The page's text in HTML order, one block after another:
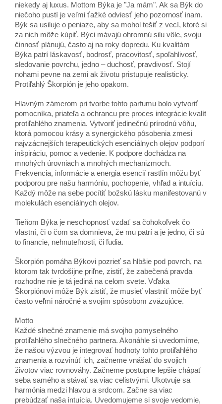
niekedy aj luxus. Mottom Býka je "Ja mám". Ak sa Býk do
niečoho pustí je veľmi ťažké odviesť jeho pozornosť inam.
Býk sa usiluje o peniaze, aby sa mohol tešiť z vecí, ktoré si
za nich môže kúpiť. Býci mávajú ohromnú silu vôle, svoju
činnosť plánujú, často aj na roky dopredu. Ku kvalitám
Býka patrí láskavosť, bodrosť, pracovitosť, spoľahlivosť,
sledovanie povrchu, jedno – duchosť, pravdivosť. Stojí
nohami pevne na zemi ak životu pristupuje realisticky.
Protiľahlý Škorpión je jeho opakom.
Hlavným zámerom pri tvorbe tohto parfumu bolo vytvoriť
pomocníka, priateľa a ochrancu pre proces integrácie kvalít
protiľahlého znamenia. Vytvoriť jedinečnú prírodnú vôňu,
ktorá pomocou krásy a synergického pôsobenia zmesi
najvzácnejších terapeutických esenciálnych olejov podporí
inšpiráciu, pomoc a vedenie. K podpore dochádza na
mnohých úrovniach a mnohých mechanizmoch.
Frekvencia, informácie a energia esencií rastlín môžu byť
podporou pre našu harmóniu, pochopenie, vhľad a intuíciu.
Každý môže na sebe pocítiť božskú lásku manifestovanú v
molekulách esenciálnych olejov.
Tieňom Býka je neschopnosť vzdať sa čohokoľvek čo
vlastní, či o čom sa domnieva, že mu patrí a je jedno, či sú
to financie, nehnuteľnosti, či ľudia.
Škorpión pomáha Býkovi pozrieť sa hlbšie pod povrch, na
ktorom tak tvrdošijne priľne, zistiť, že zabečená pravda
rozhodne nie je tá jediná na celom svete. Vďaka
Škorpiónovi môže Býk zistiť, že musieť vlastniť môže byť
často veľmi náročné a svojím spôsobom zväzujúce.
Motto
Každé slnečné znamenie má svojho pomyselného
protiľahlého slnečného partnera. Akonáhle si uvedomíme,
že našou výzvou je integrovať hodnoty tohto protiľahlého
znamenia a rozvinúť ich, začneme vnášať do svojich
životov viac rovnováhy. Začneme postupne lepšie chápať
seba samého a stávať sa viac celistvými. Ukotvuje sa
harmónia medzi hlavou a srdcom. Začne sa viac
prebúdzať naša intuícia. Uvedomujeme si svoje vedomie,